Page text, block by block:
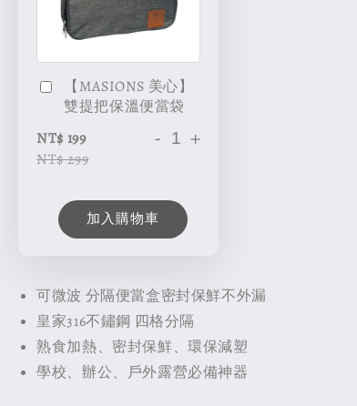
【MASIONS 美心】
雙提把保溫便當袋
NT$ 199
NT$ 299
- +
加入購物車
可微波 分隔便當盒密封保鮮不外漏
皇家316不鏽鋼 四格分隔
熟食加熱、密封保鮮、環保減塑
學校、辦公、戶外露營必備神器